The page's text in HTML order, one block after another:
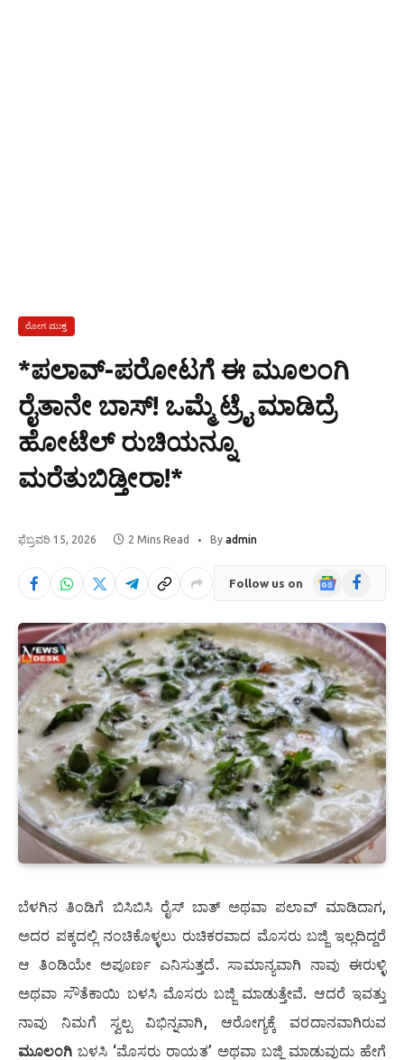
ರೋಗ ಮುಕ್ತ
*ಪಲಾವ್-ಪರೋಟಗೆ ಈ ಮೂಲಂಗಿ
ರೈತಾನೇ ಬಾಸ್! ಒಮ್ಮೆ ಟ್ರೈ ಮಾಡಿದ್ರೆ
ಹೋಟೆಲ್ ರುಚಿಯನ್ನೂ
ಮರೆತುಬಿಡ್ತೀರಾ!*
ಫೆಬ್ರವರಿ 15, 2026 2 Mins Read By admin
Follow us on
GoogleFacebook
ಬೆಳಗಿನ ತಿಂಡಿಗೆ ಬಿಸಿಬಿಸಿ ರೈಸ್ ಬಾತ್ ಅಥವಾ ಪಲಾವ್ ಮಾಡಿದಾಗ,
ಅದರ ಪಕ್ಕದಲ್ಲಿ ನಂಚಿಕೊಳ್ಳಲು ರುಚಿಕರವಾದ ಮೊಸರು ಬಜ್ಜಿ ಇಲ್ಲದಿದ್ದರೆ
ಆ ತಿಂಡಿಯೇ ಅಪೂರ್ಣ ಎನಿಸುತ್ತದೆ. ಸಾಮಾನ್ಯವಾಗಿ ನಾವು ಈರುಳ್ಳಿ
ಅಥವಾ ಸೌತೆಕಾಯಿ ಬಳಸಿ ಮೊಸರು ಬಜ್ಜಿ ಮಾಡುತ್ತೇವೆ. ಆದರೆ ಇವತ್ತು
ನಾವು ನಿಮಗೆ ಸ್ವಲ್ಪ ವಿಭಿನ್ನವಾಗಿ, ಆರೋಗ್ಯಕ್ಕೆ ವರದಾನವಾಗಿರುವ
ಮೂಲಂಗಿ ಬಳಸಿ ‘ಮೊಸರು ರಾಯತ’ ಅಥವಾ ಬಜ್ಜಿ ಮಾಡುವುದು ಹೇಗೆ